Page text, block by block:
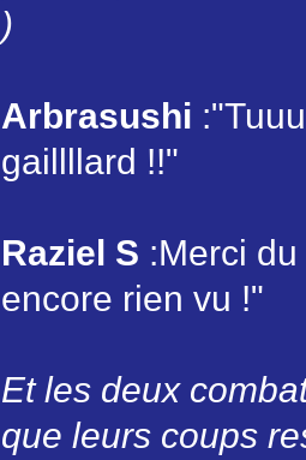
)
Arbrasushi
gaillllard !!"
Raziel S :Merci
encore rien vu !"
Et les deux
que leurs coups